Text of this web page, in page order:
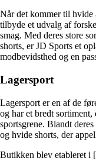
Når det kommer til hvide
tilbyde et udvalg af
smag. Med deres store
shorts, er JD Sports et
modbevidsthed og en
Lagersport
Lagersport er en af ​​de
og har et bredt
sportsgrene. Blandt
og hvide shorts, der
Butikken blev etableret i